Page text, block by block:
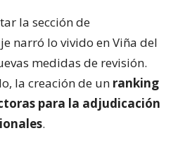
la sección de
narró lo vivido en Viña del
medidas de revisión.
la creación de un ranking
para la adjudicación
.